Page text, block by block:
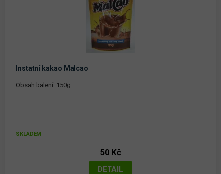
Instatní kakao Malcao
Obsah balení: 150g
SKLADEM
50 Kč